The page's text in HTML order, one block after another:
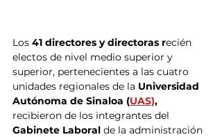
Los 41 directores y directoras recién
electos de nivel medio superior y
superior, pertenecientes a las cuatro
unidades regionales de la Universidad
Autónoma de Sinaloa (UAS),
recibieron de los integrantes del
Gabinete Laboral de la administración